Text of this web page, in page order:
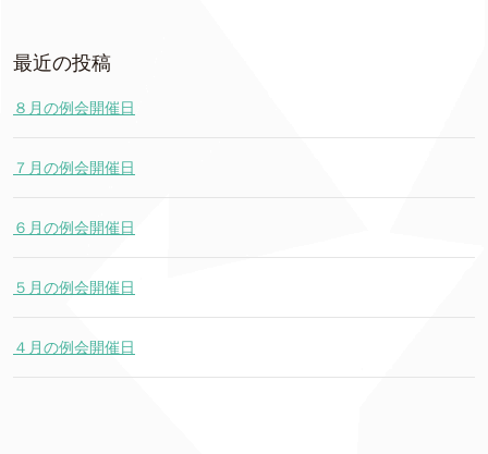
最近の投稿
８月の例会開催日
７月の例会開催日
６月の例会開催日
５月の例会開催日
４月の例会開催日